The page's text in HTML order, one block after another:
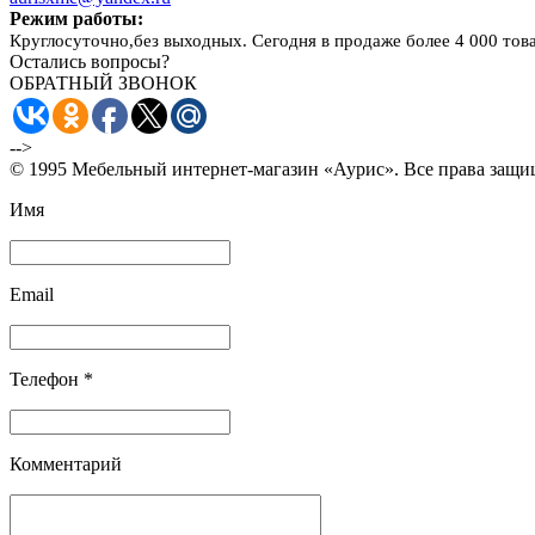
Режим работы:
Круглосуточно,без выходных. Сегодня в продаже более 4 000
Остались вопросы?
ОБРАТНЫЙ ЗВОНОК
-->
© 1995 Мебельный интернет-магазин «Аурис». Все права
Имя
Email
Телефон *
Комментарий